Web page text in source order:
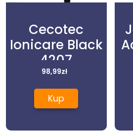
Cecotec
Ionicare Black
4207
98,99zł
Kup